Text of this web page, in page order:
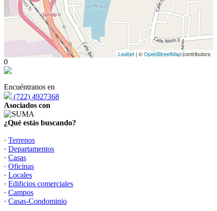
Leaflet | ©OpenStreetMapcontributors
0
Encuéntranos en
(722) 4927368
Asociados con
¿Qué estás buscando?
· Terrenos
· Departamentos
· Casas
· Oficinas
· Locales
· Edificios comerciales
· Campos
· Casas-Condominio